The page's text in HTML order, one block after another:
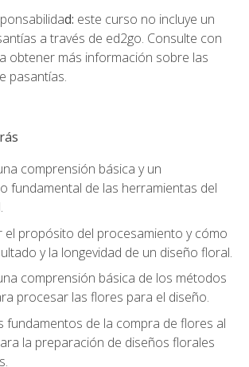
d: este curso no incluye un
a través de ed2go. Consulte con
obtener más información sobre las
pasantías.
comprensión básica y un
fundamental de las herramientas del
el propósito del procesamiento y cómo
y la longevidad de un diseño floral.
comprensión básica de los métodos
procesar las flores para el diseño.
fundamentos de la compra de flores al
la preparación de diseños florales